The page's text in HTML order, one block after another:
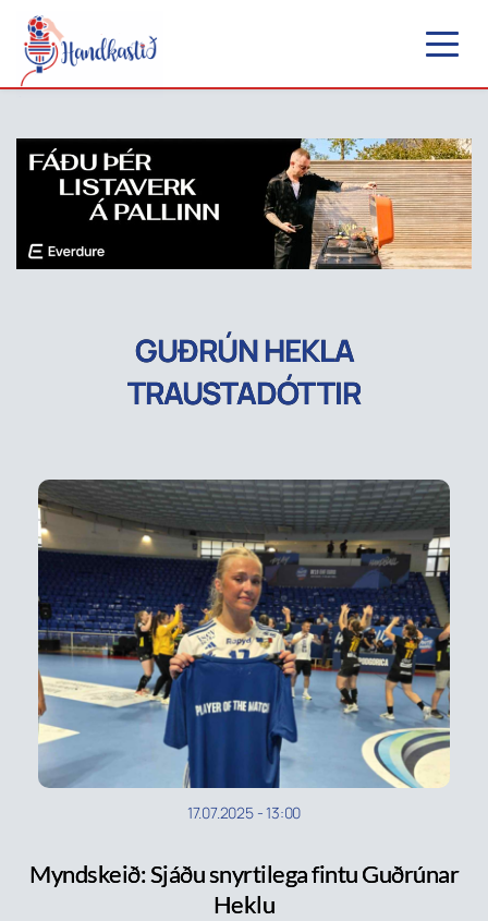
GUÐRÚN HEKLA
TRAUSTADÓTTIR
17.07.2025-13:00
Myndskeið: Sjáðu snyrtilega fintu Guðrúnar
Heklu